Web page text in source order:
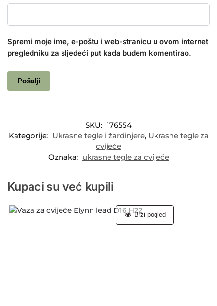
Spremi moje ime, e-poštu i web-stranicu u ovom internet
pregledniku za sljedeći put kada budem komentirao.
SKU: 176554
Kategorije: Ukrasne tegle i žardinjere, Ukrasne tegle za
cvijeće
Oznaka: ukrasne tegle za cvijeće
Kupaci su već kupili
Brzi pogled